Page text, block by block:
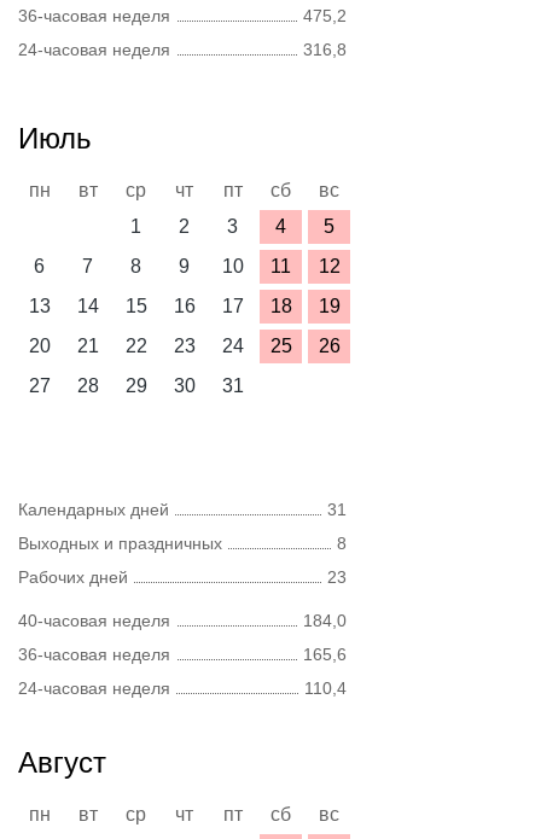
36-часовая неделя
475,2
24-часовая неделя
316,8
Июль
пн вт ср чт пт сб
вс
1
2 3 4
5
6
7 8 9 10 11
12
13
14 15 16 17 18
19
20
21 22 23 24 25
26
27
28 29 30 31
Календарных дней
31
Выходных и праздничных
8
Рабочих дней
23
40-часовая неделя
184,0
36-часовая неделя
165,6
24-часовая неделя
110,4
Август
пн вт ср чт пт сб
вс